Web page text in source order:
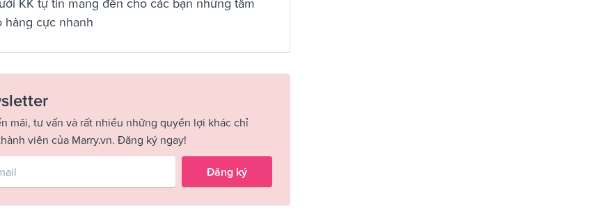
KK tự tin mang đến cho các bạn những tấm
hàng cực nhanh
mãi, tư vấn và rất nhiều những quyền lợi khác chỉ
viên của Marry.vn. Đăng ký ngay!
Đăng ký